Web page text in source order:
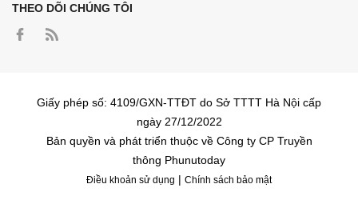
THEO DÕI CHÚNG TÔI
Giấy phép số: 4109/GXN-TTĐT do Sở TTTT Hà Nội cấp
ngày 27/12/2022
Bản quyền và phát triển thuộc về Công ty CP Truyền
thông Phunutoday
Điều khoản sử dụng | Chính sách bảo mật